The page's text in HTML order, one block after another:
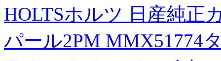
HOLTSホルツ 日産純正
パール2PM MMX51774